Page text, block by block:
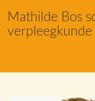
Mathilde Bos
verpleegkunde